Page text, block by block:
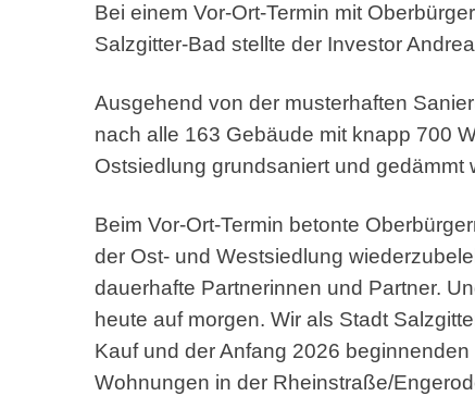
Bei einem Vor-Ort-Termin mit
Salzgitter-Bad stellte der Investor
Ausgehend von der musterhaften
nach alle 163 Gebäude mit knapp 700
Ostsiedlung grundsaniert und gedämmt
Beim Vor-Ort-Termin betonte
der Ost- und Westsiedlung
dauerhafte Partnerinnen und Partner.
heute auf morgen. Wir als Stadt
Kauf und der Anfang 2026
Wohnungen in der Rheinstraße/